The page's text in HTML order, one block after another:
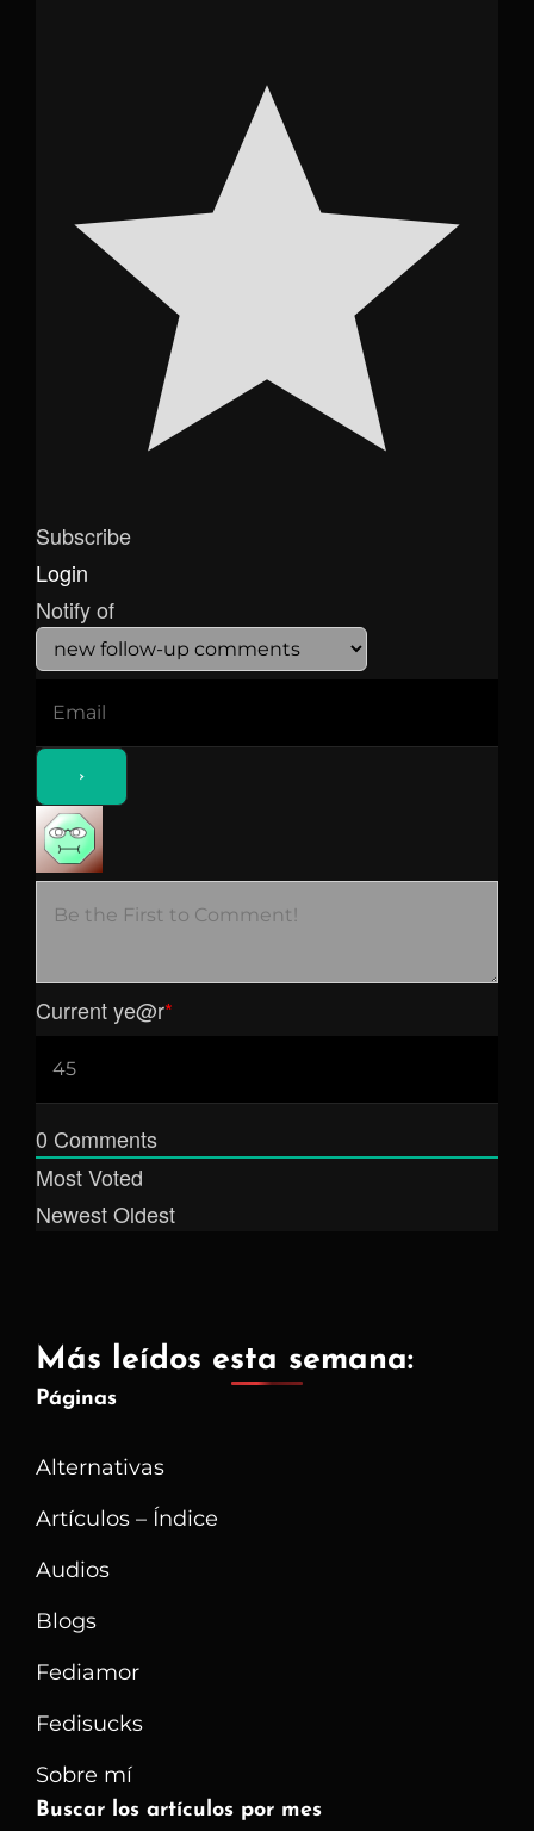
Subscribe
Login
Notify of
Current ye@r*
0 Comments
Most Voted
NewestOldest
Más leídos esta semana:
Páginas
Alternativas
Artículos – Índice
Audios
Blogs
Fediamor
Fedisucks
Sobre mí
Buscar los artículos por mes